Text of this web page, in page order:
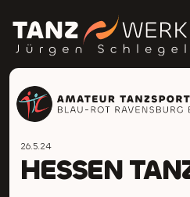
26.5.24
HESSEN